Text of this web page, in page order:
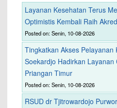
Layanan Kesehatan Terus
Optimistis Kembali Raih
Posted on: Senin, 10-08-2026
Tingkatkan Akses Pelayanan
Soekardjo Hadirkan Layanan
Priangan Timur
Posted on: Senin, 10-08-2026
RSUD dr Tjitrowardojo